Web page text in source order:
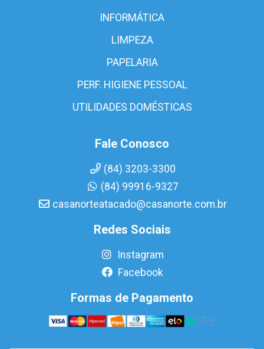
INFORMÁTICA
LIMPEZA
PAPELARIA
PERF. HIGIENE PESSOAL
UTILIDADES DOMÉSTICAS
Fale Conosco
(84) 3203-3300
(84) 99916-9327
casanorteatacado@casanorte.com.br
Redes Sociais
Instagram
Facebook
Formas de Pagamento